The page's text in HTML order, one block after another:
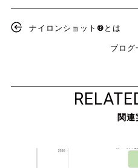
ナイロンショット®とは
ブログ
関連